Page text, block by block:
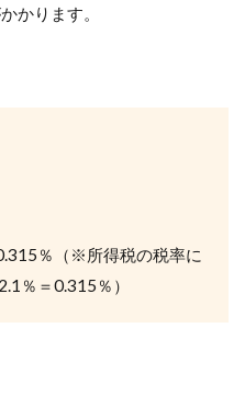
かります。
％（※所得税の税率に
％＝0.315％）